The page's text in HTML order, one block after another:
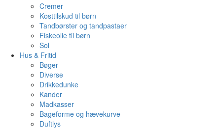
Cremer
Kosttilskud til børn
Tandbørster og tandpastaer
Fiskeolie til børn
Sol
Hus & Fritid
Bøger
Diverse
Drikkedunke
Kander
Madkasser
Bageforme og hævekurve
Duftlys